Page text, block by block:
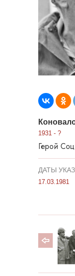
1931 - ?
Герой
ДАТЫ
17.03.1981